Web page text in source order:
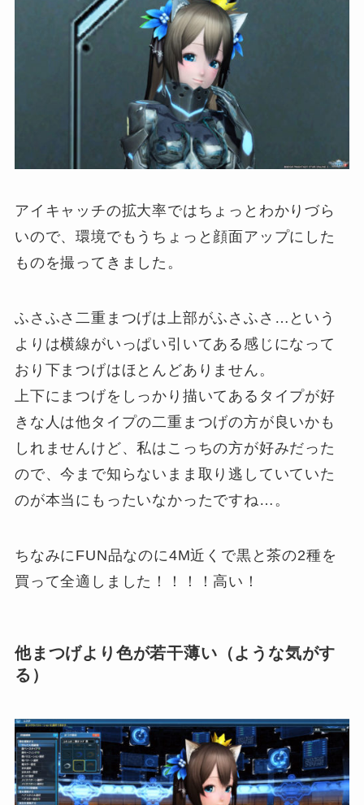
アイキャッチの拡大率ではちょっとわかりづら
いので、環境でもうちょっと顔面アップにした
ものを撮ってきました。
ふさふさ二重まつげは上部がふさふさ…という
よりは横線がいっぱい引いてある感じになって
おり下まつげはほとんどありません。
上下にまつげをしっかり描いてあるタイプが好
きな人は他タイプの二重まつげの方が良いかも
しれませんけど、私はこっちの方が好みだった
ので、今まで知らないまま取り逃していていた
のが本当にもったいなかったですね…。
ちなみにFUN品なのに4M近くで黒と茶の2種を
買って全適しました！！！！高い！
他まつげより色が若干薄い（ような気がす
る）